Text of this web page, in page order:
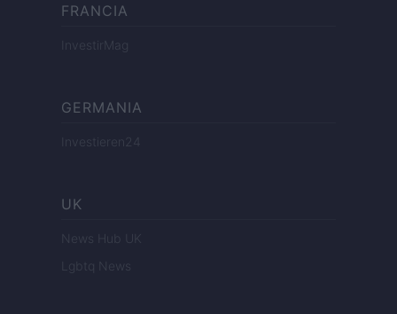
FRANCIA
InvestirMag
GERMANIA
Investieren24
UK
News Hub UK
Lgbtq News